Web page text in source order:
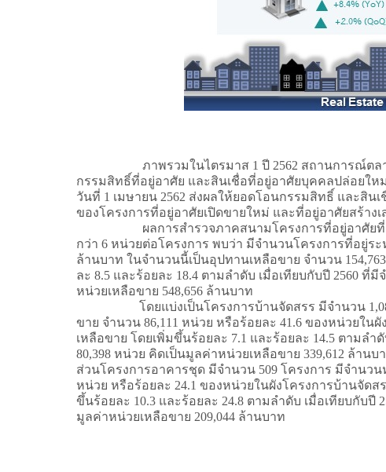
ภาพรวมในไตรมาส 1 ปี 2562 สถานการณ์ตลาดที่อ
กรรมสิทธิ์ที่อยู่อาศัย และสินเชื่อที่อยู่อาศัยบุคคลปล่อยให
วันที่ 1 เมษายน 2562 ส่งผลให้ยอดโอนกรรมสิทธิ์ และสิ
ของโครงการที่อยู่อาศัยเปิดขายใหม่ และที่อยู่อาศัยสร้างเ
ผลการสำรวจภาคสนามโครงการที่อยู่อาศัยที่อยู่ระ
กว่า 6 หน่วยต่อโครงการ พบว่า มีจำนวนโครงการที่อยู่ระ
ล้านบาท ในจำนวนนี้เป็นอุปทานเหลือขาย จำนวน
ละ 8.5 และร้อยละ 18.4 ตามลำดับ เมื่อเทียบกับปี 2560 ที่
หน่วยเหลือขาย 548,656 ล้านบาท
โดยแบ่งเป็นโครงการบ้านจัดสรร มีจำนวน 1,088 โ
ขาย จำนวน 86,111 หน่วย หรือร้อยละ 41.6 ของหน่วยใ
เหลือขาย โดยเพิ่มขึ้นร้อยละ 7.1 และร้อยละ 14.5 ตามล
80,398 หน่วย คิดเป็นมูลค่าหน่วยเหลือขาย 339,612 ล้านบ
ส่วนโครงการอาคารชุด มีจำนวน 509 โครงการ มีจำนวน
หน่วย หรือร้อยละ 24.1 ของหน่วยในผังโครงการบ้านจัด
ขึ้นร้อยละ 10.3 และร้อยละ 24.8 ตามลำดับ เมื่อเทียบกับปี
มูลค่าหน่วยเหลือขาย 209,044 ล้านบาท